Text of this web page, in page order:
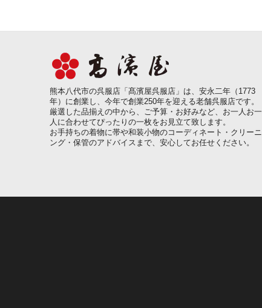
熊本八代市の呉服店「髙濱屋呉服店」は、安永二年（1773
年）に創業し、今年で創業250年を迎える老舗呉服店です。
厳選した品揃えの中から、ご予算・お好みなど、お一人お一
人に合わせてぴったりの一枚をお見立て致します。
お手持ちの着物に帯や和装小物のコーディネート・クリーニ
ング・保管のアドバイスまで、安心してお任せください。